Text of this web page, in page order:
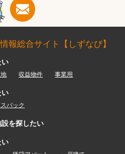
報総合サイト【しずなび】
収益物件 事業用
バック
を探したい